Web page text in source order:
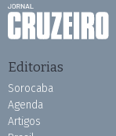
Editorias
Sorocaba
Agenda
Artigos